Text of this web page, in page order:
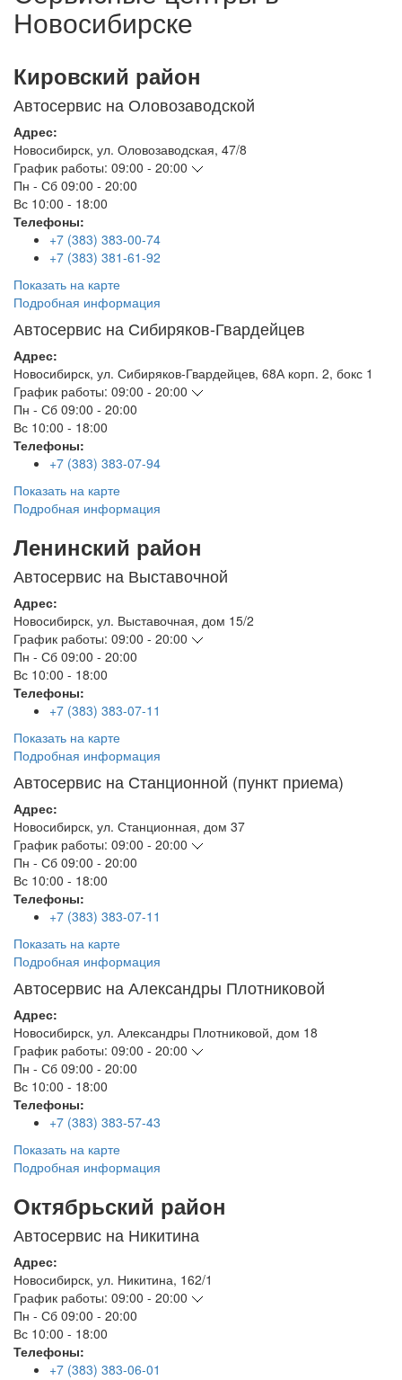
Новосибирске
Кировский район
Автосервис на Оловозаводской
Адрес:
Новосибирск, ул. Оловозаводская, 47/8
График работы: 09:00 - 20:00
Пн - Сб 09:00 - 20:00
Вс 10:00 - 18:00
Телефоны:
+7 (383) 383-00-74
+7 (383) 381-61-92
Показать на карте
Подробная информация
Автосервис на Сибиряков-Гвардейцев
Адрес:
Новосибирск, ул. Сибиряков-Гвардейцев, 68А корп. 2, бокс 1
График работы: 09:00 - 20:00
Пн - Сб 09:00 - 20:00
Вс 10:00 - 18:00
Телефоны:
+7 (383) 383-07-94
Показать на карте
Подробная информация
Ленинский район
Автосервис на Выставочной
Адрес:
Новосибирск, ул. Выставочная, дом 15/2
График работы: 09:00 - 20:00
Пн - Сб 09:00 - 20:00
Вс 10:00 - 18:00
Телефоны:
+7 (383) 383-07-11
Показать на карте
Подробная информация
Автосервис на Станционной (пункт приема)
Адрес:
Новосибирск, ул. Станционная, дом 37
График работы: 09:00 - 20:00
Пн - Сб 09:00 - 20:00
Вс 10:00 - 18:00
Телефоны:
+7 (383) 383-07-11
Показать на карте
Подробная информация
Автосервис на Александры Плотниковой
Адрес:
Новосибирск, ул. Александры Плотниковой, дом 18
График работы: 09:00 - 20:00
Пн - Сб 09:00 - 20:00
Вс 10:00 - 18:00
Телефоны:
+7 (383) 383-57-43
Показать на карте
Подробная информация
Октябрьский район
Автосервис на Никитина
Адрес:
Новосибирск, ул. Никитина, 162/1
График работы: 09:00 - 20:00
Пн - Сб 09:00 - 20:00
Вс 10:00 - 18:00
Телефоны:
+7 (383) 383-06-01